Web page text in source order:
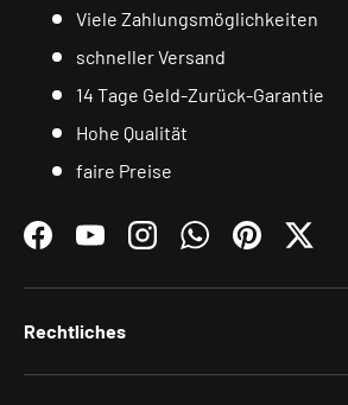
Viele Zahlungsmöglichkeiten
schneller Versand
14 Tage Geld-Zurück-Garantie
Hohe Qualität
faire Preise
FacebookYouTubeInstagramWhatsAppPinterestTwitter
Rechtliches